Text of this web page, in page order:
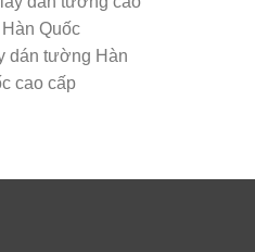
dán tường Hàn
cao cấp